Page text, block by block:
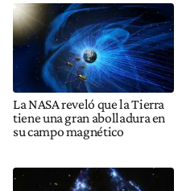
La NASA reveló que la Tierra
tiene una gran abolladura en
su campo magnético